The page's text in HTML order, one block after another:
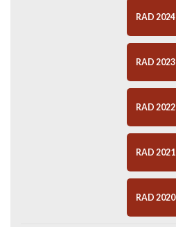
RAD 2024
RAD 2023
RAD 2022
RAD 2021
RAD 2020